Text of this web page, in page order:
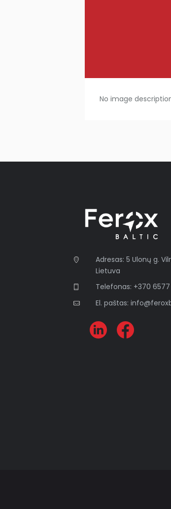
No image
Adresas: 5 Ulonų g.
Lietuva
Telefonas: +370 6577
El. paštas: